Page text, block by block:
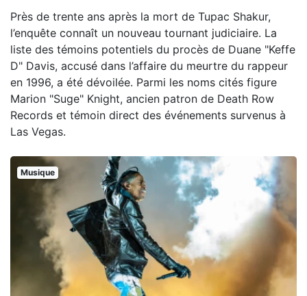
Près de trente ans après la mort de Tupac Shakur,
l’enquête connaît un nouveau tournant judiciaire. La
liste des témoins potentiels du procès de Duane "Keffe
D" Davis, accusé dans l’affaire du meurtre du rappeur
en 1996, a été dévoilée. Parmi les noms cités figure
Marion "Suge" Knight, ancien patron de Death Row
Records et témoin direct des événements survenus à
Las Vegas.
Musique